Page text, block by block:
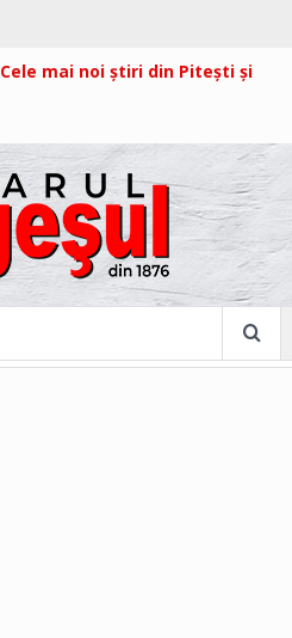
Cele mai noi știri din Pitești și